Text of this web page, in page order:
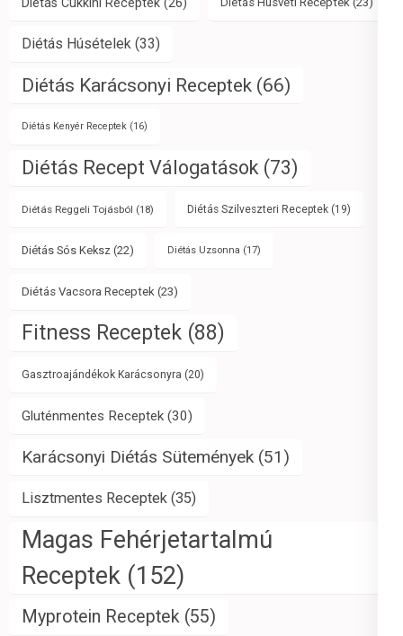
Diétás Húsételek (33)
Diétás Karácsonyi Receptek (66)
Diétás Kenyér Receptek (16)
Diétás Recept Válogatások (73)
Diétás Reggeli Tojásból (18) Diétás Szilveszteri Receptek (19)
Diétás Sós Keksz (22) Diétás Uzsonna (17)
Diétás Vacsora Receptek (23)
Fitness Receptek (88)
Gasztroajándékok Karácsonyra (20)
Gluténmentes Receptek (30)
Karácsonyi Diétás Sütemények (51)
Lisztmentes Receptek (35)
Magas Fehérjetartalmú
Receptek (152)
Myprotein Receptek (55)